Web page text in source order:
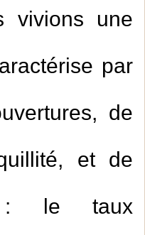
vivions une
par
de
et de
: le taux